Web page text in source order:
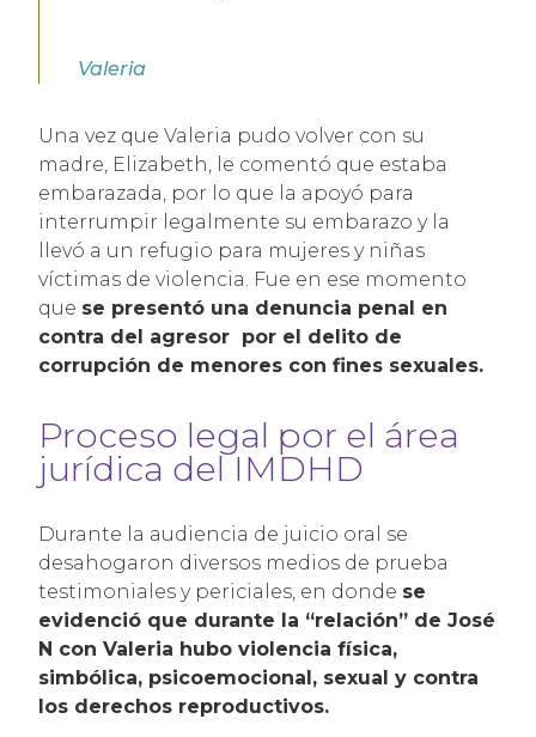
Valeria
Una vez que Valeria pudo volver con su
madre, Elizabeth, le comentó que estaba
embarazada, por lo que la apoyó para
interrumpir legalmente su embarazo y la
llevó a un refugio para mujeres y niñas
víctimas de violencia. Fue en ese momento
que se presentó una denuncia penal en
contra del agresor por el delito de
corrupción de menores con fines sexuales.
Proceso legal por el área
jurídica del IMDHD
Durante la audiencia de juicio oral se
desahogaron diversos medios de prueba
testimoniales y periciales, en donde se
evidenció que durante la “relación” de José
N con Valeria hubo violencia física,
simbólica, psicoemocional, sexual y contra
los derechos reproductivos.